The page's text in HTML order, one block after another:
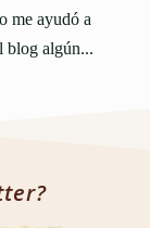
me ayudó a
blog algún...